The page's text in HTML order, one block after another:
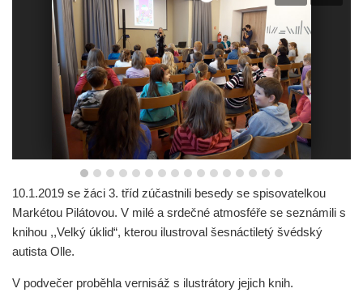
10.1.2019 se žáci 3. tříd zúčastnili besedy se spisovatelkou
Markétou Pilátovou. V milé a srdečné atmosféře se seznámili s
knihou ,,Velký úklid“, kterou ilustroval šesnáctiletý švédský
autista Olle.
V podvečer proběhla vernisáž s ilustrátory jejich knih.